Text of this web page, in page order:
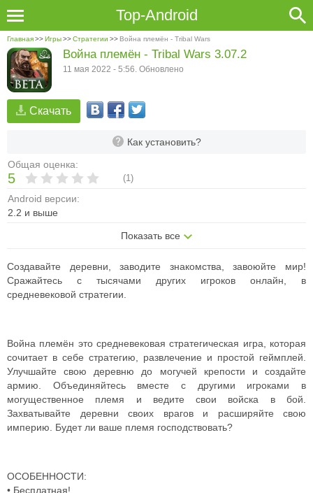
Top-Android
Главная>>Игры>>Стратегии >> Война племён - Tribal Wars
Скачать
Как установить?
Общая оценка:
5 (1)
Android версии:
2.2 и выше
Показать все
Война племён - Tribal Wars 3.07.2
11 мая 2022 - 5:56. Обновлено
Создавайте деревни, заводите знакомства, завоюйте мир!
Сражайтесь с тысячами других игроков онлайн, в
средневековой стратегии.
Война племён это средневековая стратегическая игра, которая
сочитает в себе стратегию, развлечение и простой геймплей.
Улучшайте свою деревню до могучей крепости и создайте
армию. Объединяйтесь вместе с другими игроками в
могущественное племя и ведите свои войска в бой.
Захватывайте деревни своих врагов и расширяйте свою
империю. Будет ли ваше племя господствовать?
ОСОБЕННОСТИ:
• Бесплатная!